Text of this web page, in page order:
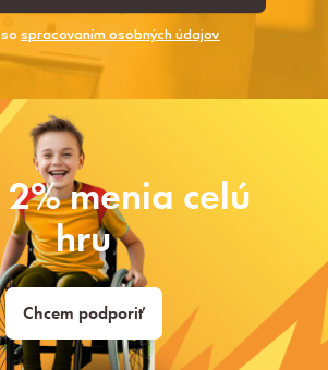
spracovaním osobných údajov
menia celú
hru
Chcem podporiť